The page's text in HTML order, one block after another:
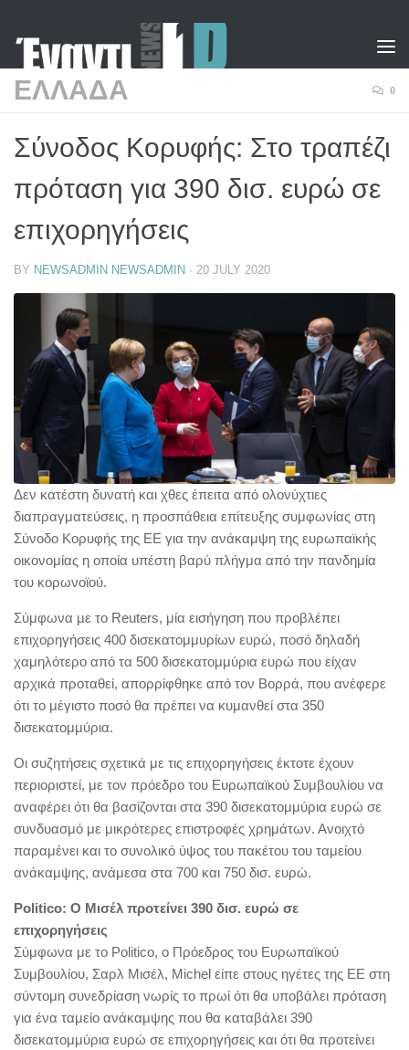
ΕΛΛΑΔΑ 0
Σύνοδος Κορυφής: Στο τραπέζι
πρόταση για 390 δισ. ευρώ σε
επιχορηγήσεις
BY NEWSADMIN NEWSADMIN · 20 JULY 2020
Δεν κατέστη δυνατή και χθες έπειτα από ολονύχτιες
διαπραγματεύσεις, η προσπάθεια επίτευξης συμφωνίας στη
Σύνοδο Κορυφής της ΕΕ για την ανάκαμψη της ευρωπαϊκής
οικονομίας η οποία υπέστη βαρύ πλήγμα από την πανδημία
του κορωνοϊού.
Σύμφωνα με το Reuters, μία εισήγηση που προβλέπει
επιχορηγήσεις 400 δισεκατομμυρίων ευρώ, ποσό δηλαδή
χαμηλότερο από τα 500 δισεκατομμύρια ευρώ που είχαν
αρχικά προταθεί, απορρίφθηκε από τον Βορρά, που ανέφερε
ότι το μέγιστο ποσό θα πρέπει να κυμανθεί στα 350
δισεκατομμύρια.
Οι συζητήσεις σχετικά με τις επιχορηγήσεις έκτοτε έχουν
περιοριστεί, με τον πρόεδρο του Ευρωπαϊκού Συμβουλίου να
αναφέρει ότι θα βασίζονται στα 390 δισεκατομμύρια ευρώ σε
συνδυασμό με μικρότερες επιστροφές χρημάτων. Ανοιχτό
παραμένει και το συνολικό ύψος του πακέτου του ταμείου
ανάκαμψης, ανάμεσα στα 700 και 750 δισ. ευρώ.
Politico: Ο Μισέλ προτείνει 390 δισ. ευρώ σε
επιχορηγήσεις
Σύμφωνα με το Politico, ο Πρόεδρος του Ευρωπαϊκού
Συμβουλίου, Σαρλ Μισέλ, Michel είπε στους ηγέτες της ΕΕ στη
σύντομη συνεδρίαση νωρίς το πρωί ότι θα υποβάλει πρόταση
για ένα ταμείο ανάκαμψης που θα καταβάλει 390
δισεκατομμύρια ευρώ σε επιχορηγήσεις και ότι θα προτείνει